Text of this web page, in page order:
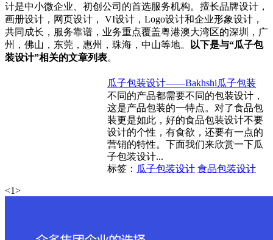
计是中小微企业、初创公司的首选服务机构。擅长品牌设计，
画册设计，网页设计， VI设计，Logo设计和企业形象设计，
共同成长，服务靠谱，业务重点覆盖粤港澳大湾区的深圳，广
州，佛山，东莞，惠州，珠海，中山等地。
以下是与“瓜子包
装设计”相关的文章列表。
瓜子包装设计——Bakhshi瓜子包装
不同的产品都需要不同的包装设计，
这是产品包装的一特点。对了食品包
装更是如此，好的食品包装设计不要
设计的个性，有食欲，还要有一点的
营销的特性。下面我们来欣赏一下瓜
子包装设计...
标签： 瓜子包装设计 食品包装设计
<1>